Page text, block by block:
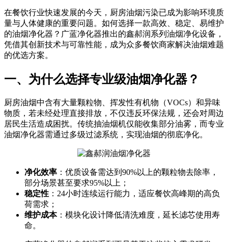
在餐饮行业快速发展的今天，厨房油烟污染已成为影响环境质
量与人体健康的重要问题。如何选择一款高效、稳定、易维护
的油烟净化器？广蓝净化器推出的鑫郝润系列油烟净化设备，
凭借其创新技术与可靠性能，成为众多餐饮商家解决油烟难题
的优选方案。
一、为什么选择专业级油烟净化器？
厨房油烟中含有大量颗粒物、挥发性有机物（VOCs）和异味
物质，若未经处理直接排放，不仅违反环保法规，还会对周边
居民生活造成困扰。传统抽油烟机仅能收集部分油雾，而专业
油烟净化器需通过多级过滤系统，实现油烟的彻底净化。
净化效率 ：优质设备需达到90%以上的颗粒物去除率，
部分场景甚至要求95%以上；
稳定性 ：24小时连续运行能力，适应餐饮高峰期的高负
荷需求；
维护成本：模块化设计降低清洗难度，延长滤芯使用寿
命。